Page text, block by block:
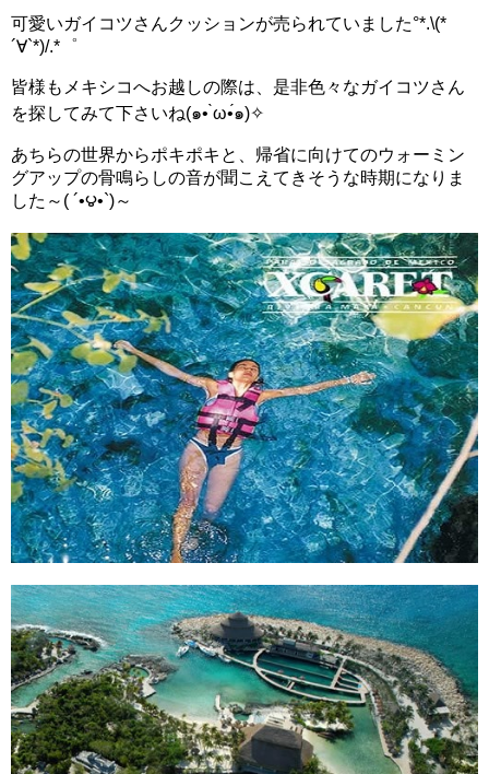
可愛いガイコツさんクッションが売られていました°*.\(*
´∀`*)/.*゜
皆様もメキシコへお越しの際は、是非色々なガイコツさん
を探してみて下さいね(๑• ̀ω•́๑)✧
あちらの世界からポキポキと、帰省に向けてのウォーミン
グアップの骨鳴らしの音が聞こえてきそうな時期になりま
した～( ´•౪•`)～